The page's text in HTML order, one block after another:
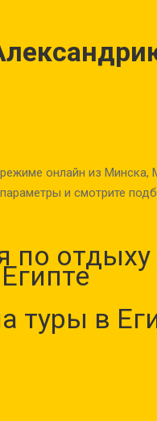
онлайн из
и смотрите
по
туры в